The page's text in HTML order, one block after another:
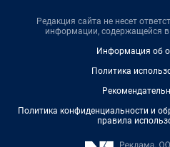
Редакция сайта не несет
информации, содержащейся
Информация об
Политика
Политика конфиденциальности и
правила